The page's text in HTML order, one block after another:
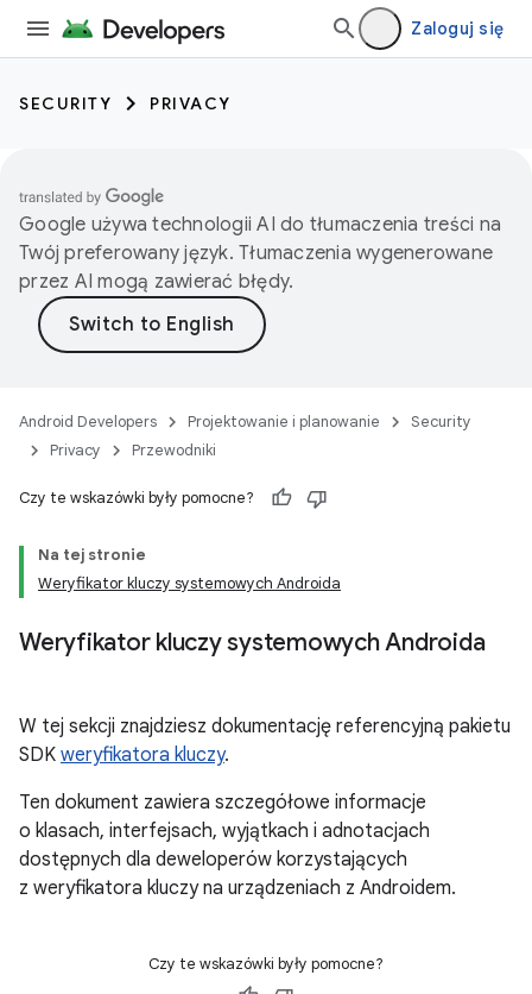
Zaloguj się
SECURITY PRIVACY
Google używa technologii AI do tłumaczenia treści na
Twój preferowany język. Tłumaczenia wygenerowane
przez AI mogą zawierać błędy.
Android Developers Projektowanie i planowanie
Security
Privacy
Przewodniki
Czy te wskazówki były pomocne?
Na tej stronie
Weryfikator kluczy systemowych Androida
Weryfikator kluczy systemowych Androida
W tej sekcji znajdziesz dokumentację referencyjną pakietu
SDK weryfikatora kluczy.
Ten dokument zawiera szczegółowe informacje
o klasach, interfejsach, wyjątkach i adnotacjach
dostępnych dla deweloperów korzystających
z weryfikatora kluczy na urządzeniach z Androidem.
Czy te wskazówki były pomocne?